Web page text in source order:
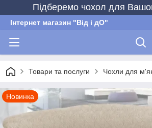
Підберемо чохол для
Інтернет магазин "Від і дО"
Товари та послуги Чохли для
Новинка